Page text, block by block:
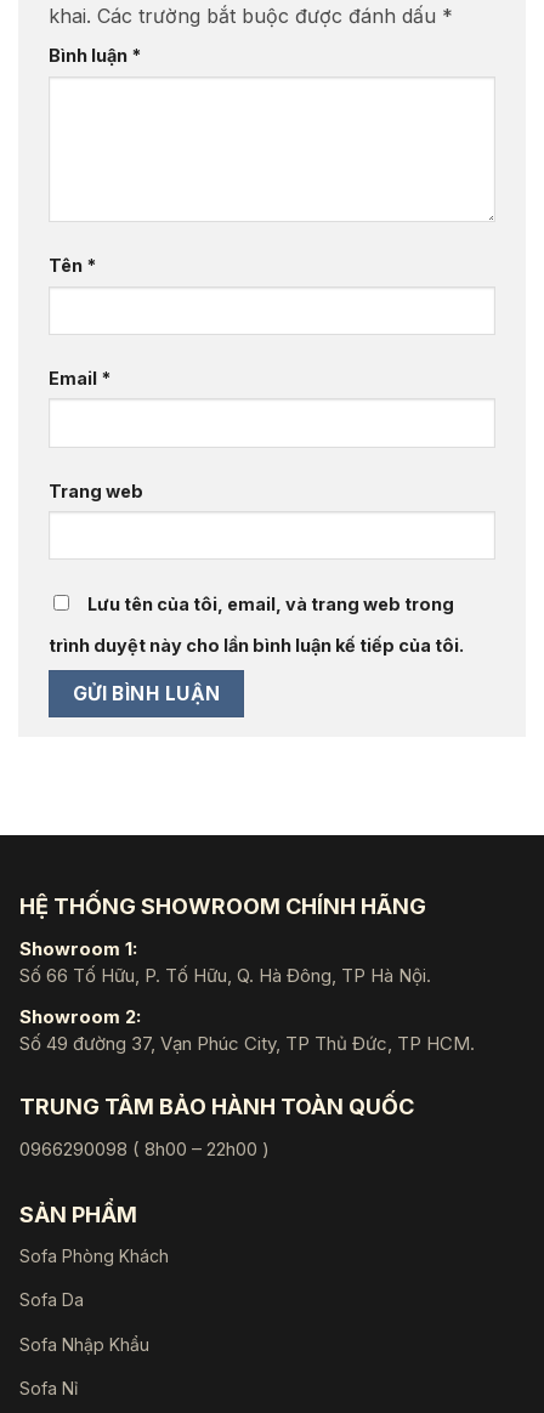
khai. Các trường bắt buộc được đánh dấu *
Bình luận *
Tên *
Email *
Trang web
Lưu tên của tôi, email, và trang web trong
trình duyệt này cho lần bình luận kế tiếp của tôi.
HỆ THỐNG SHOWROOM CHÍNH HÃNG
Showroom 1:
Số 66 Tố Hữu, P. Tố Hữu, Q. Hà Đông, TP Hà Nội.
Showroom 2:
Số 49 đường 37, Vạn Phúc City, TP Thủ Đức, TP HCM.
TRUNG TÂM BẢO HÀNH TOÀN QUỐC
0966290098 ( 8h00 – 22h00 )
SẢN PHẨM
Sofa Phòng Khách
Sofa Da
Sofa Nhập Khẩu
Sofa Nỉ